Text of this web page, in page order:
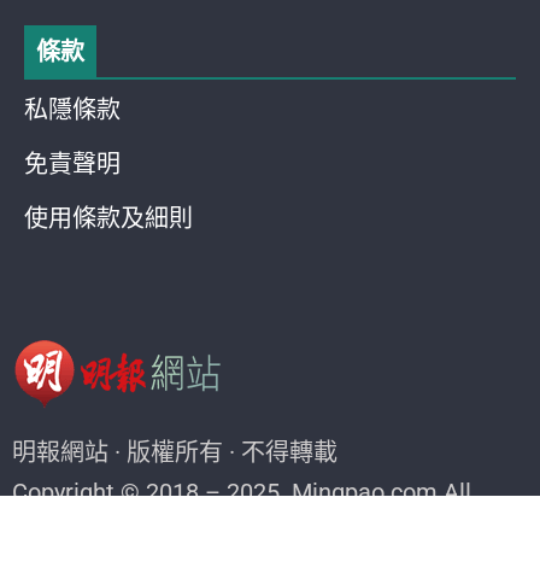
條款
私隱條款
免責聲明
使用條款及細則
明報網站 · 版權所有 · 不得轉載
Copyright © 2018 – 2025. Mingpao.com All